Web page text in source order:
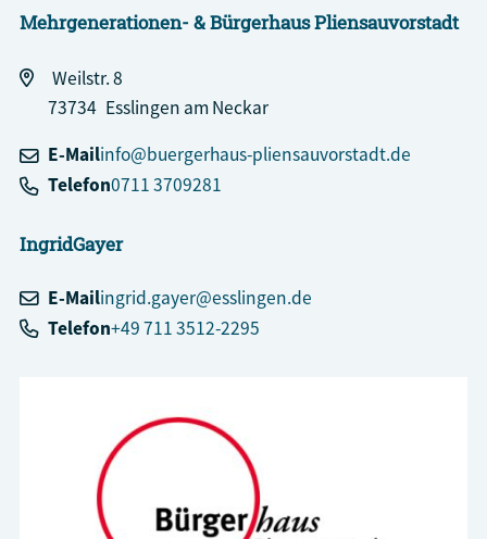
Mehrgenerationen- & Bürgerhaus Pliensauvorstadt
Weilstr. 8
73734 Esslingen am Neckar
E-Mailinfo@buergerhaus-pliensauvorstadt.de
Telefon0711 3709281
IngridGayer
E-Mailingrid.gayer@esslingen.de
Telefon+49 711 3512-2295